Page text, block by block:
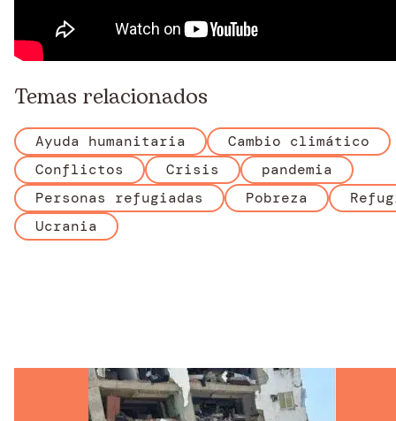
Temas relacionados
Ayuda humanitaria
Cambio climático
Conflictos
Crisis
pandemia
Personas refugiadas
Pobreza
Ucrania